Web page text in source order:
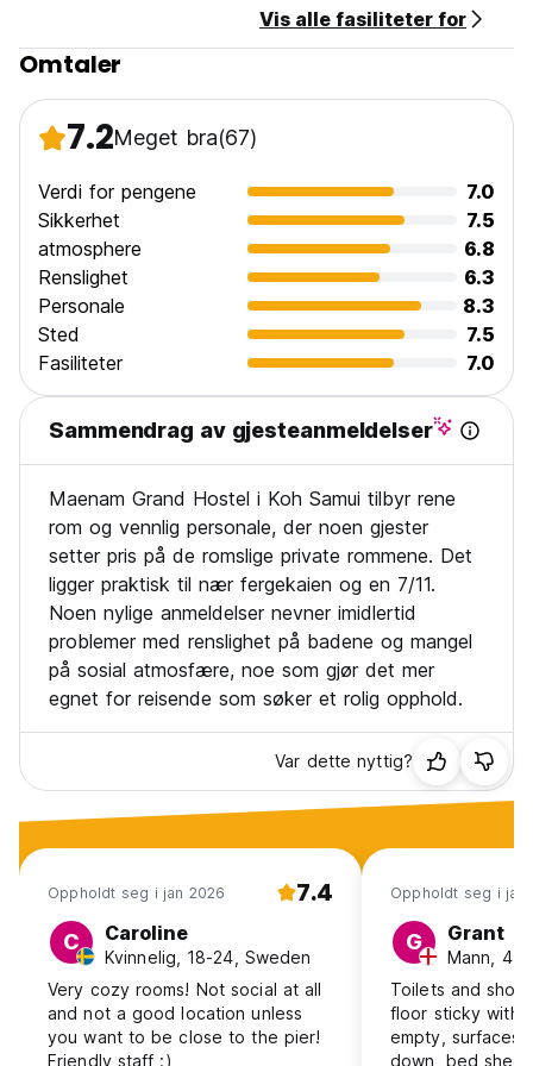
Vis alle fasiliteter for
Omtaler
7.2Meget bra(67)
Verdi for pengene
7.0
Sikkerhet
7.5
atmosphere
6.8
Renslighet
6.3
Personale
8.3
Sted
7.5
Fasiliteter
7.0
Sammendrag av gjesteanmeldelser
Maenam Grand Hostel i Koh Samui tilbyr rene
rom og vennlig personale, der noen gjester
setter pris på de romslige private rommene. Det
ligger praktisk til nær fergekaien og en 7/11.
Noen nylige anmeldelser nevner imidlertid
problemer med renslighet på badene og mangel
på sosial atmosfære, noe som gjør det mer
egnet for reisende som søker et rolig opphold.
Var dette nyttig?
Oppholdt seg i jan 2026 7.4
C Caroline
Kvinnelig, 18-24, Sweden
Very cozy rooms! Not social at all
and not a good location unless
you want to be close to the pier!
Friendly staff :)
Oppholdt seg i jan
G Grant
Mann,
Toilets and
floor sticky with
empty, surfaces
down, bed